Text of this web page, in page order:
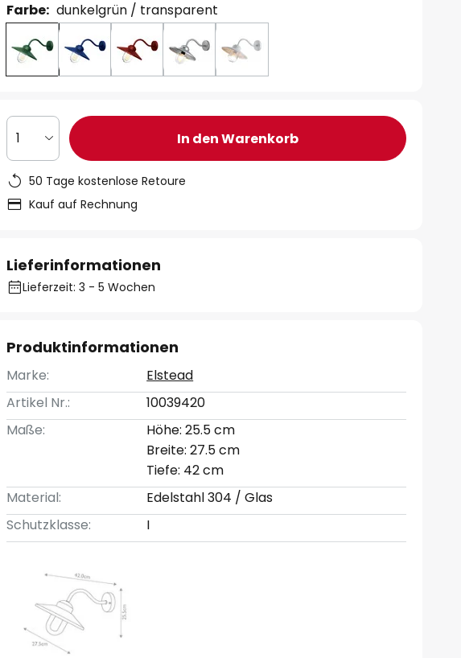
Farbe: dunkelgrün / transparent
1 In den Warenkorb
50 Tage kostenlose Retoure
Kauf auf Rechnung
Lieferinformationen
Lieferzeit: 3 - 5 Wochen
Produktinformationen
Marke:
Elstead
Artikel Nr.:
10039420
Maße:
Höhe: 25.5 cm
Breite: 27.5 cm
Tiefe: 42 cm
Material:
Edelstahl 304 / Glas
Schutzklasse:
I